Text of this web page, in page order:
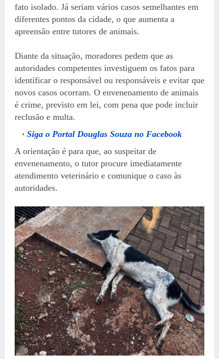
fato isolado. Já seriam vários casos semelhantes em
diferentes pontos da cidade, o que aumenta a
apreensão entre tutores de animais.
Diante da situação, moradores pedem que as
autoridades competentes investiguem os fatos para
identificar o responsável ou responsáveis e evitar que
novos casos ocorram. O envenenamento de animais
é crime, previsto em lei, com pena que pode incluir
reclusão e multa.
Siga o Portal Douglas Souza no Facebook
A orientação é para que, ao suspeitar de
envenenamento, o tutor procure imediatamente
atendimento veterinário e comunique o caso às
autoridades.